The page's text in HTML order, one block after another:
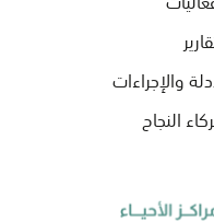
والإجراءات
النجاح